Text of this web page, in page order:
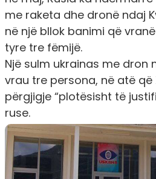
me raketa dhe dronë ndaj
në një bllok banimi që
tyre tre fëmijë.
Një sulm ukrainas me dron
vrau tre persona, në atë që
përgjigje “plotësisht të
ruse.